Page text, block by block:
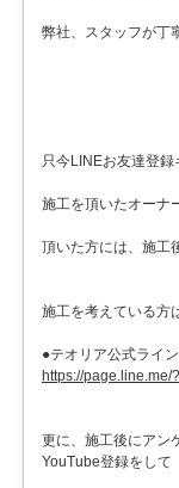
弊社、スタッフが丁
只今LINEお友達登
施工を頂いたオーナ
頂いた方には、施工
施工を考えている方
●テオリア公式ライ
https://
更に、施工後にアン
YouTube登録をして